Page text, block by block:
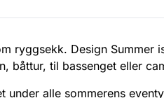
ryggsekk. Design Summer
båttur, til bassenget eller
alle sommerens